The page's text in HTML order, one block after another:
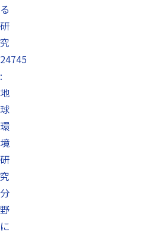
る
研
究
24745
:
地
球
環
境
研
究
分
野
に